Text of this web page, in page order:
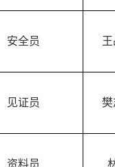
安全员
见证员 樊
资料员